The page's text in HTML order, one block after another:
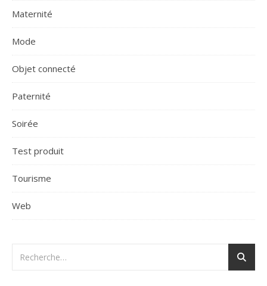
Maternité
Mode
Objet connecté
Paternité
Soirée
Test produit
Tourisme
Web